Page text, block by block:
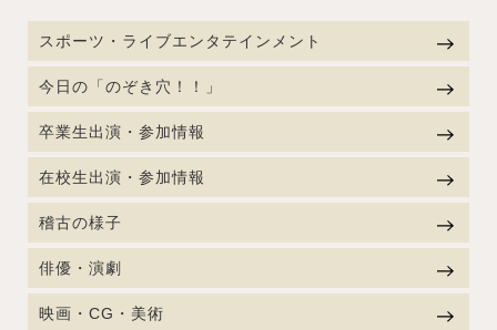
スポーツ・ライブエンタテインメント
今日の「のぞき穴！！」
卒業生出演・参加情報
在校生出演・参加情報
稽古の様子
俳優・演劇
映画・CG・美術